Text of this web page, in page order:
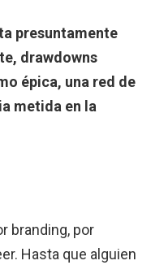
presuntamente
drawdowns
épica, una red de
metida en la
branding, por
Hasta que alguien